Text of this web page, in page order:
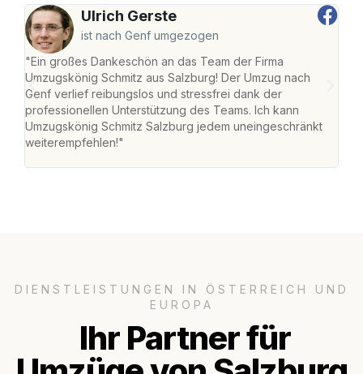
Ulrich Gerste
ist nach Genf umgezogen
"Ein großes Dankeschön an das Team der Firma
Umzugskönig Schmitz aus Salzburg! Der Umzug nach
Genf verlief reibungslos und stressfrei dank der
professionellen Unterstützung des Teams. Ich kann
Umzugskönig Schmitz Salzburg jedem uneingeschränkt
weiterempfehlen!"
DIENSTLEISTUNGEN IN ÖSTERREICH UND
EUROPA
Ihr Partner für